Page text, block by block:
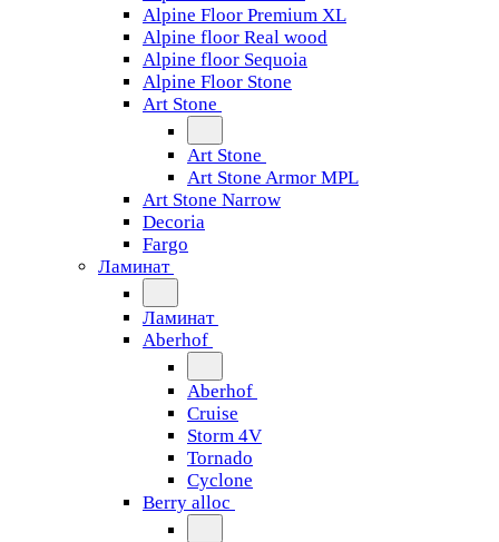
Alpine Floor Premium XL
Alpine floor Real wood
Alpine floor Sequoia
Alpine Floor Stone
Art Stone
Art Stone
Art Stone Armor MPL
Art Stone Narrow
Decoria
Fargo
Ламинат
Ламинат
Aberhof
Aberhof
Cruise
Storm 4V
Tornado
Сyclone
Berry alloc